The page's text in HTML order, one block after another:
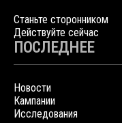
Станьте сторонником
Действуйте сейчас
ПОСЛЕДНЕЕ
Новости
Кампании
Исследования